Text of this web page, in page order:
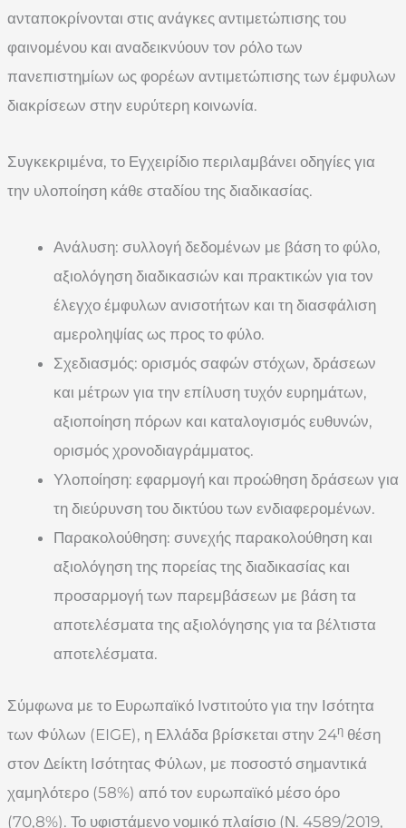
ανταποκρίνονται στις ανάγκες αντιμετώπισης του
φαινομένου και αναδεικνύουν τον ρόλο των
πανεπιστημίων ως φορέων αντιμετώπισης των έμφυλων
διακρίσεων στην ευρύτερη κοινωνία.
Συγκεκριμένα, το Εγχειρίδιο περιλαμβάνει οδηγίες για
την υλοποίηση κάθε σταδίου της διαδικασίας.
Ανάλυση: συλλογή δεδομένων με βάση το φύλο,
αξιολόγηση διαδικασιών και πρακτικών για τον
έλεγχο έμφυλων ανισοτήτων και τη διασφάλιση
αμεροληψίας ως προς το φύλο.
Σχεδιασμός: ορισμός σαφών στόχων, δράσεων
και μέτρων για την επίλυση τυχόν ευρημάτων,
αξιοποίηση πόρων και καταλογισμός ευθυνών,
ορισμός χρονοδιαγράμματος.
Υλοποίηση: εφαρμογή και προώθηση δράσεων για
τη διεύρυνση του δικτύου των ενδιαφερομένων.
Παρακολούθηση: συνεχής παρακολούθηση και
αξιολόγηση της πορείας της διαδικασίας και
προσαρμογή των παρεμβάσεων με βάση τα
αποτελέσματα της αξιολόγησης για τα βέλτιστα
αποτελέσματα.
Σύμφωνα με το Ευρωπαϊκό Ινστιτούτο για την Ισότητα
των Φύλων (EIGE), η Ελλάδα βρίσκεται στην 24η θέση
στον Δείκτη Ισότητας Φύλων, με ποσοστό σημαντικά
χαμηλότερο (58%) από τον ευρωπαϊκό μέσο όρο
(70,8%). Το υφιστάμενο νομικό πλαίσιο (Ν. 4589/2019,